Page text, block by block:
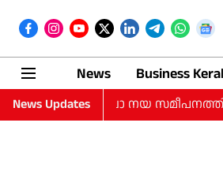
News Business
News Updatesനയ സമീപനത്തിലോ